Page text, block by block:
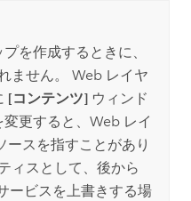
を作成するときに、
ません。 Web レイヤ
[コンテンツ]ウィンド
更すると、Web レイ
ースを指すことがあり
ィスとして、後から
ービスを上書きする場